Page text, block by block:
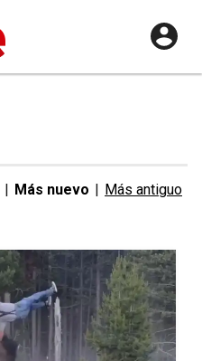
| Más nuevo | Más antiguo